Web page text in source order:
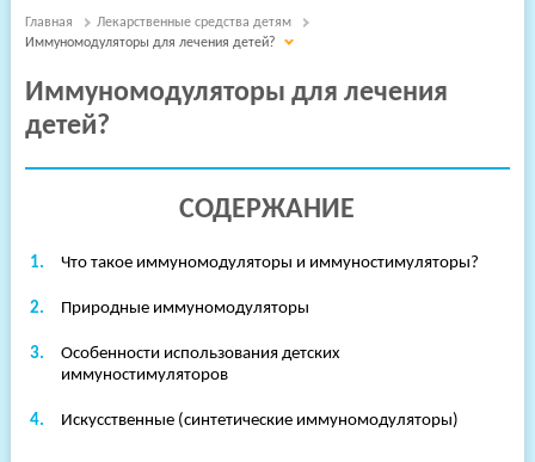
клиники
Главная
Лекарственные средства детям
Иммуномодуляторы для лечения детей?
Иммуномодуляторы для лечения
детей?
СОДЕРЖАНИЕ
Что такое иммуномодуляторы и иммуностимуляторы?
Природные иммуномодуляторы
Особенности использования детских
иммуностимуляторов
Искусственные (синтетические иммуномодуляторы)